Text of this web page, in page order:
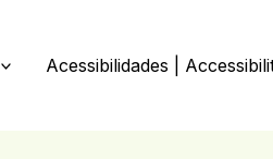
Acessibilidades |